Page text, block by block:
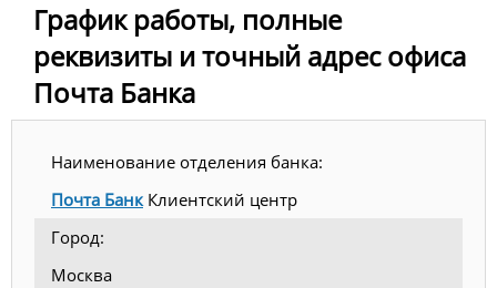
График работы, полные
реквизиты и точный адрес офиса
Почта Банка
Наименование отделения банка:
Почта БанкКлиентский центр
Город:
Москва